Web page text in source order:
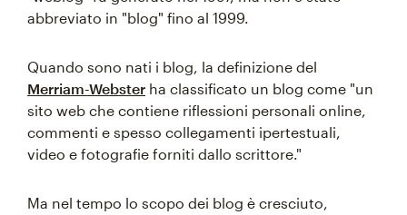
abbreviato in "blog" fino al 1999.
Quando sono nati i blog, la definizione del
Merriam-Webster ha classificato un blog come "un
sito web che contiene riflessioni personali online,
commenti e spesso collegamenti ipertestuali,
video e fotografie forniti dallo scrittore."
Ma nel tempo lo scopo dei blog è cresciuto,